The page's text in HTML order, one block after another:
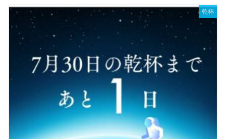
乾杯